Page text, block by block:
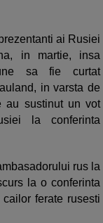
ai Rusiei
in martie, insa
sa fie curtat
in varsta de
au sustinut un vot
la conferinta
rus la
la o conferinta
ferate rusesti